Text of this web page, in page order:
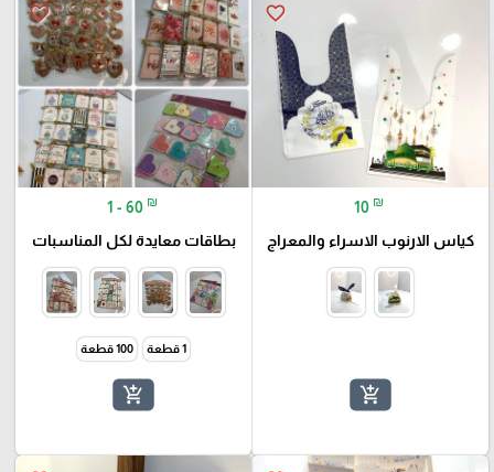
favorite_border
10 ₪
كياس الارنوب الاسراء والمعراج
add_shopping_cart
favorite_border
1 - 60 ₪
بطاقات معايدة لكل المناسبات
1 قطعة 100 قطعة
add_shopping_cart